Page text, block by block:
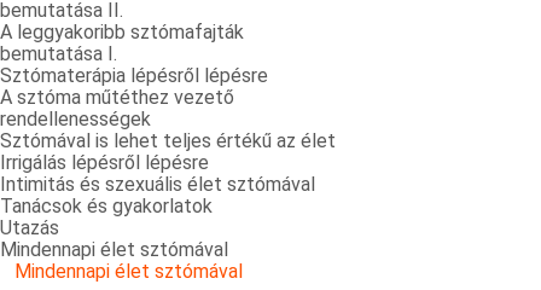
bemutatása II.
A leggyakoribb sztómafajták
bemutatása I.
Sztómaterápia lépésről lépésre
A sztóma műtéthez vezető
rendellenességek
Sztómával is lehet teljes értékű az élet
Irrigálás lépésről lépésre
Intimitás és szexuális élet sztómával
Tanácsok és gyakorlatok
Utazás
Mindennapi élet sztómával
Mindennapi élet sztómával